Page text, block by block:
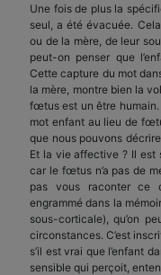
Une fois de plus la
seul, a été évacuée.
ou de la mère, de leur
peut-on penser que
Cette capture du mot
la mère, montre bien la
fœtus est un être humain.
mot enfant au lieu de
que nous pouvons
Et la vie affective ? Il est
car le fœtus n’a pas de
pas vous raconter ce
engrammé dans la
sous-corticale), qu’on
circonstances. C’est
s’il est vrai que l’enfant
sensible qui perçoit,